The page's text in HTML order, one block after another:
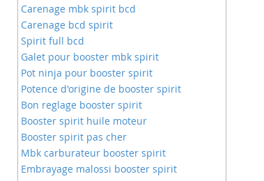
Carenage mbk spirit bcd
Carenage bcd spirit
Spirit full bcd
Galet pour booster mbk spirit
Pot ninja pour booster spirit
Potence d'origine de booster spirit
Bon reglage booster spirit
Booster spirit huile moteur
Booster spirit pas cher
Mbk carburateur booster spirit
Embrayage malossi booster spirit